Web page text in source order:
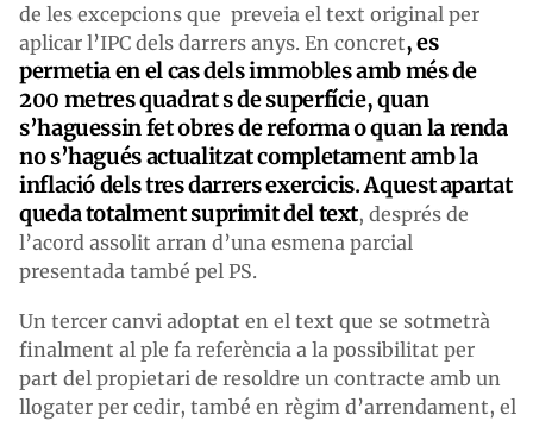
de les excepcions que preveia el text original per
aplicar l’IPC dels darrers anys. En concret, es
permetia en el cas dels immobles amb més de
200 metres quadrat s de superfície, quan
s’haguessin fet obres de reforma o quan la renda
no s’hagués actualitzat completament amb la
inflació dels tres darrers exercicis. Aquest apartat
queda totalment suprimit del text, després de
l’acord assolit arran d’una esmena parcial
presentada també pel PS.
Un tercer canvi adoptat en el text que se sotmetrà
finalment al ple fa referència a la possibilitat per
part del propietari de resoldre un contracte amb un
llogater per cedir, també en règim d’arrendament, el